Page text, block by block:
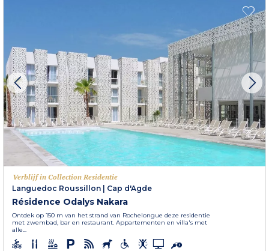
Verblijf in Collection Residentie
Languedoc Roussillon
Cap d'Agde
Résidence Odalys Nakara
Ontdek op 150 m van het strand van Rochelongue deze residentie
met zwembad, bar en restaurant. Appartementen en villa's met
alle...